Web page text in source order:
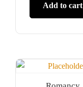
Add to cart